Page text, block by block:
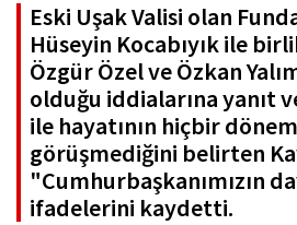
Eski Uşak Valisi olan
Hüseyin Kocabıyık ile
Özgür Özel ve Özkan
olduğu iddialarına yanıt
ile hayatının hiçbir
görüşmediğini belirten
"Cumhurbaşkanımızın
ifadelerini kaydetti.